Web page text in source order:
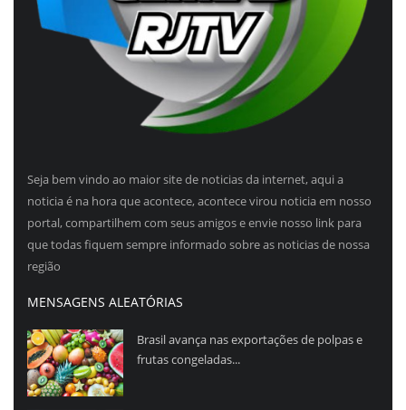
Seja bem vindo ao maior site de noticias da internet, aqui a
noticia é na hora que acontece, acontece virou noticia em nosso
portal, compartilhem com seus amigos e envie nosso link para
que todas fiquem sempre informado sobre as noticias de nossa
região
MENSAGENS ALEATÓRIAS
Brasil avança nas exportações de polpas e
frutas congeladas...